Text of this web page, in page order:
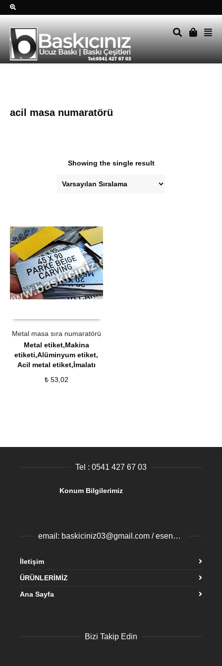
acil masa numaratörü
Showing the single result
Metal masa sıra numaratörü
Metal etiket,Makina
etiketi,Alüminyum etiket,
Acil metal etiket,İmalatı
₺53,02
Tel : 0541 427 67 03
Konum Bilgilerimiz
email: baskiciniz03@gmail.com / esenyurtbaski@gmail.com
İletişim
ÜRÜNLERİMİZ
Ana Sayfa
Bizi Takip Edin